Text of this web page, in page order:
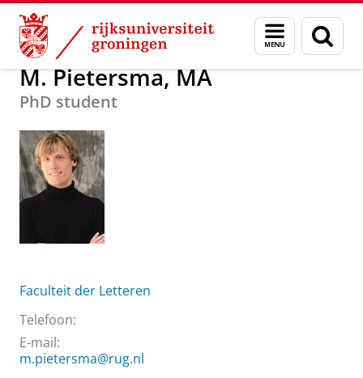
Skip
Content
Skip
Navigation
Menu
en
zoeken
Over ons M. Pietersma, MA
M. Pietersma, MA
PhD student
Faculteit der Letteren
Telefoon:
E-mail:
m.pietersma@rug.nl